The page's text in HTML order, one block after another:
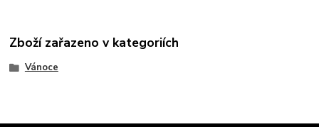
Zboží zařazeno v kategoriích
Vánoce